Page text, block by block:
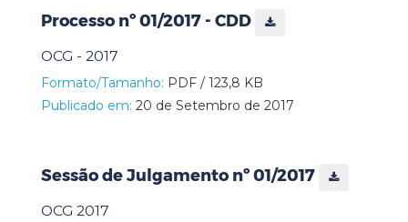
Processo nº 01/2017 - CDD
OCG - 2017
Formato/Tamanho: PDF / 123,8 KB
Publicado em: 20 de Setembro de 2017
Sessão de Julgamento nº 01/2017
OCG 2017